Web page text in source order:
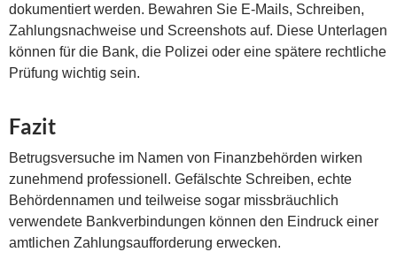
dokumentiert werden. Bewahren Sie E-Mails, Schreiben,
Zahlungsnachweise und Screenshots auf. Diese Unterlagen
können für die Bank, die Polizei oder eine spätere rechtliche
Prüfung wichtig sein.
Fazit
Betrugsversuche im Namen von Finanzbehörden wirken
zunehmend professionell. Gefälschte Schreiben, echte
Behördennamen und teilweise sogar missbräuchlich
verwendete Bankverbindungen können den Eindruck einer
amtlichen Zahlungsaufforderung erwecken.